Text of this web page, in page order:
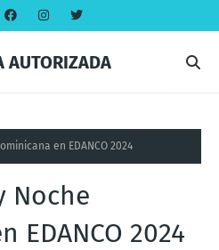
AUTORIZADA
en EDANCO 2024
Noche
EDANCO 2024